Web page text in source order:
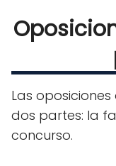
Las
dos partes: la
concurso.